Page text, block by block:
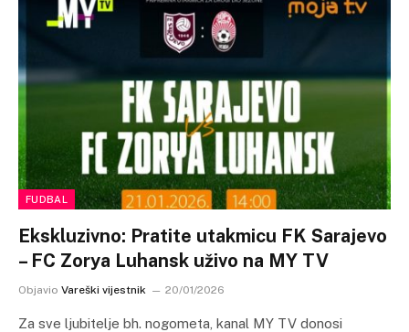
FUDBAL
Ekskluzivno: Pratite utakmicu FK Sarajevo
– FC Zorya Luhansk uživo na MY TV
Objavio Vareški vijestnik 20/01/2026
Za sve ljubitelje bh. nogometa, kanal MY TV donosi